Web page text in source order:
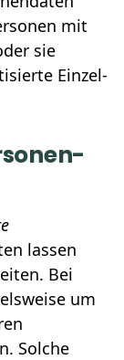
mit
sie
Einzel­
lassen
Bei
um
Solche